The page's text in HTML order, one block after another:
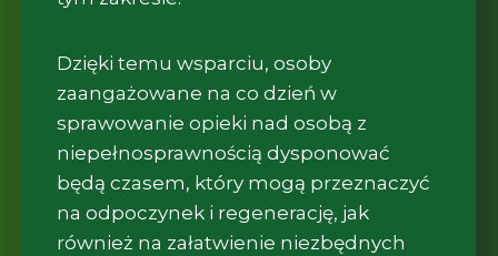
Dzięki temu wsparciu, osoby
zaangażowane na co dzień w
sprawowanie opieki nad osobą z
niepełnosprawnością dysponować
będą czasem, który mogą przeznaczyć
na odpoczynek i regenerację, jak
również na załatwienie niezbędnych